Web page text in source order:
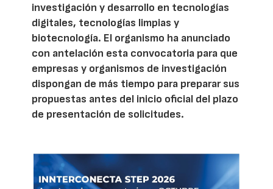
investigación y desarrollo en tecnologías
digitales, tecnologías limpias y
biotecnología. El organismo ha anunciado
con antelación esta convocatoria para que
empresas y organismos de investigación
dispongan de más tiempo para preparar sus
propuestas antes del inicio oficial del plazo
de presentación de solicitudes.